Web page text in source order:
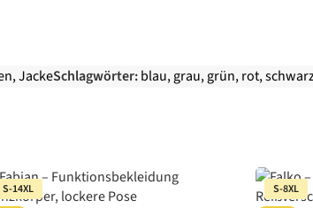
,JackeSchlagwörter: blau, grau, grün, rot,
S-14XL
S-8XL